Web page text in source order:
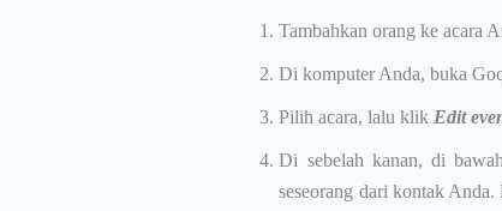
Tambahkan orang ke acara
Di komputer Anda, buka
Pilih acara, lalu klik Edit
Di sebelah kanan, di
seseorang dari kontak